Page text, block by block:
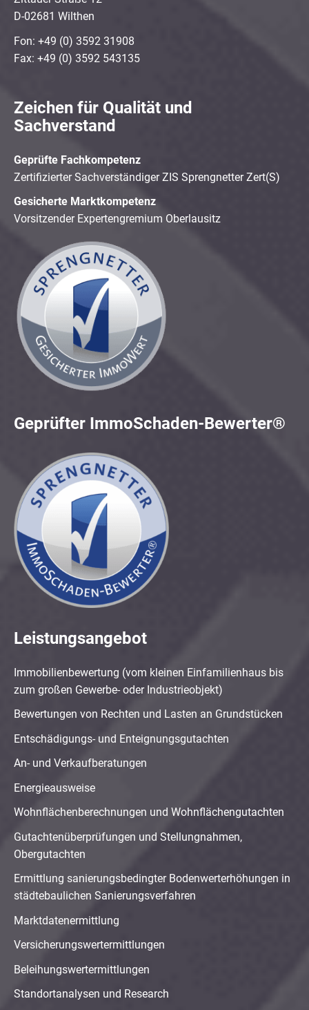
D-02681 Wilthen
Fon: +49 (0) 3592 31908
Fax: +49 (0) 3592 543135
Zeichen für Qualität und
Sachverstand
Geprüfte Fachkompetenz
Zertifizierter Sachverständiger ZIS Sprengnetter Zert(S)
Gesicherte Marktkompetenz
Vorsitzender Expertengremium Oberlausitz
Geprüfter ImmoSchaden-Bewerter®
Leistungsangebot
Immobilienbewertung (vom kleinen Einfamilienhaus bis
zum großen Gewerbe- oder Industrieobjekt)
Bewertungen von Rechten und Lasten an Grundstücken
Entschädigungs- und Enteignungsgutachten
An- und Verkaufberatungen
Energieausweise
Wohnflächenberechnungen und Wohnflächengutachten
Gutachtenüberprüfungen und Stellungnahmen,
Obergutachten
Ermittlung sanierungsbedingter Bodenwerterhöhungen in
städtebaulichen Sanierungsverfahren
Marktdatenermittlung
Versicherungswertermittlungen
Beleihungswertermittlungen
Standortanalysen und Research